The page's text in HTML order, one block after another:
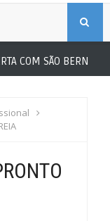
SÃO BERNARDO